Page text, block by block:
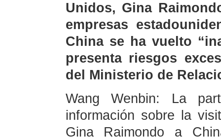
Unidos, Gina
empresas
China se ha vuelto
presenta riesgos
del Ministerio de
Wang Wenbin: La
información sobre la
Gina Raimondo a